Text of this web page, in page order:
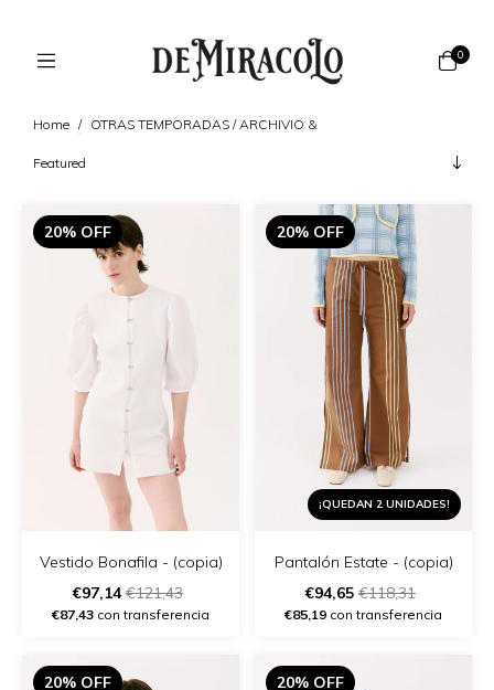
0
Home / OTRAS TEMPORADAS / ARCHIVIO &
20% OFF
Vestido Bonafila - (copia)
€97,14€121,43
€87,43 con transferencia
20% OFF
¡QUEDAN 2 UNIDADES!
Pantalón Estate - (copia)
€94,65 €118,31
€85,19 con transferencia
20% OFF 20% OFF